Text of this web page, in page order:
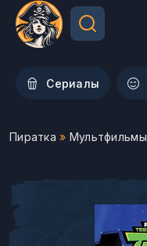
Сериалы
Пиратка » Мультфильмы